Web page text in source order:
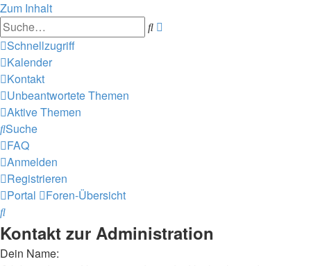
Zum Inhalt
Suche
Schnellzugriff
Kalender
Kontakt
Unbeantwortete Themen
Aktive Themen
Suche
FAQ
Anmelden
Registrieren
Portal
Foren-Übersicht
Suche
Kontakt zur Administration
Dein Name: